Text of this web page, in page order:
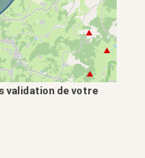
validation de votre